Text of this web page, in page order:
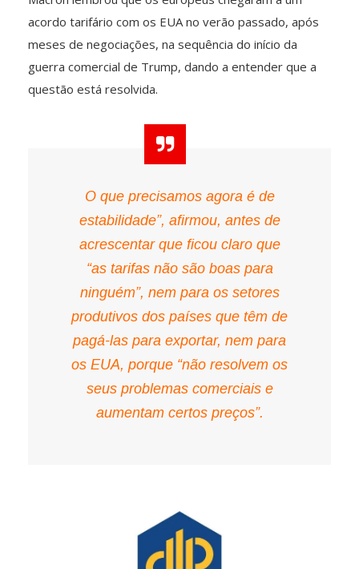
acordo tarifário com os EUA no verão passado, após
meses de negociações, na sequência do início da
guerra comercial de Trump, dando a entender que a
questão está resolvida.
O que precisamos agora é de
estabilidade”, afirmou, antes de
acrescentar que ficou claro que
“as tarifas não são boas para
ninguém”, nem para os setores
produtivos dos países que têm de
pagá-las para exportar, nem para
os EUA, porque “não resolvem os
seus problemas comerciais e
aumentam certos preços”.